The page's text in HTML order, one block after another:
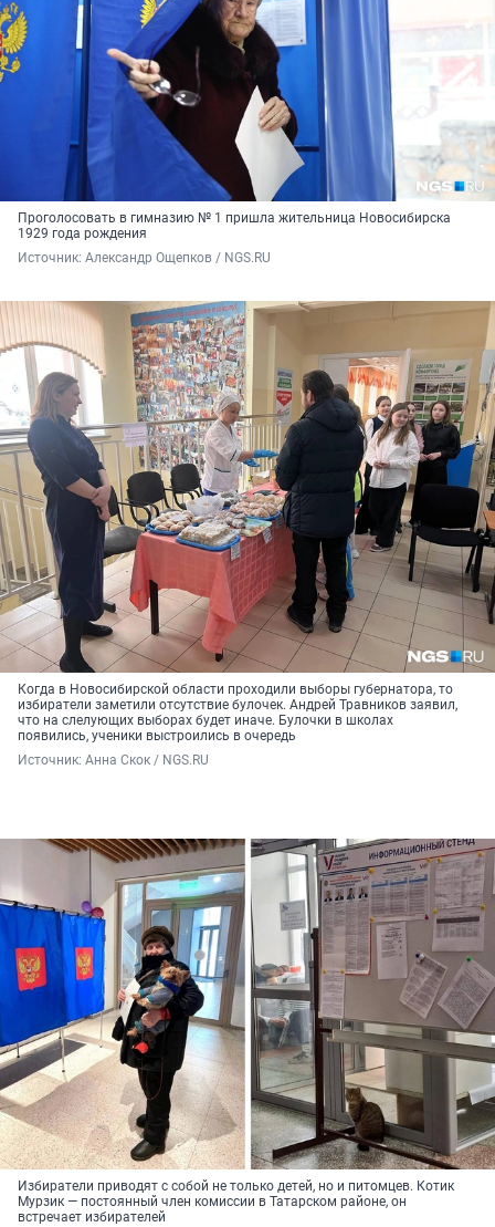
Проголосовать в гимназию № 1 пришла жительница Новосибирска
1929 года рождения
Источник: Александр Ощепков / NGS.RU
Когда в Новосибирской области проходили выборы губернатора, то
избиратели заметили отсутствие булочек. Андрей Травников заявил,
что на слелующих выборах будет иначе. Булочки в школах
появились, ученики выстроились в очередь
Источник: Анна Скок / NGS.RU
Избиратели приводят с собой не только детей, но и питомцев. Котик
Мурзик — постоянный член комиссии в Татарском районе, он
встречает избирателей